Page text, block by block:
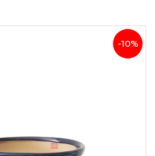
-10%